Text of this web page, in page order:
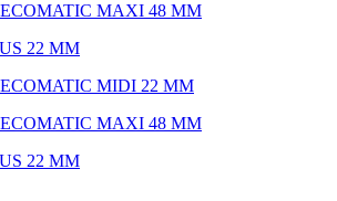
MAXI 48 ММ
22 ММ
MIDI 22 ММ
MAXI 48 ММ
22 ММ